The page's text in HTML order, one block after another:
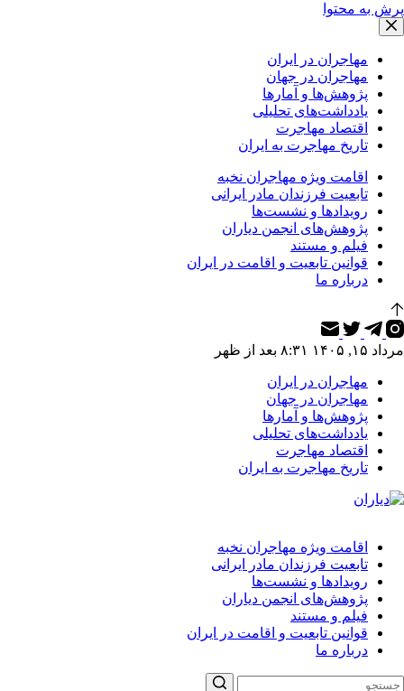
پرش به محتوا
مهاجران در ایران
مهاجران در جهان
پژوهش‌ها و آمارها
یادداشت‌های تحلیلی
اقتصاد مهاجرت
تاریخ مهاجرت به ایران
اقامت ویژه مهاجران نخبه
تابعیت فرزندان مادر ایرانی
رویدادها و نشست‌ها
پژوهش‌های انجمن دیاران
فیلم و مستند
قوانین تابعیت و اقامت در ایران
درباره ما
مرداد ۱۵, ۱۴۰۵ ۸:۳۱ بعد از ظهر
مهاجران در ایران
مهاجران در جهان
پژوهش‌ها و آمارها
یادداشت‌های تحلیلی
اقتصاد مهاجرت
تاریخ مهاجرت به ایران
اقامت ویژه مهاجران نخبه
تابعیت فرزندان مادر ایرانی
رویدادها و نشست‌ها
پژوهش‌های انجمن دیاران
فیلم و مستند
قوانین تابعیت و اقامت در ایران
درباره ما